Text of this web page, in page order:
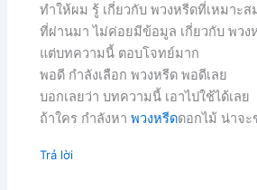
ทำให้ผม รู้ เกี่ยวกับ พวงหรีดที่เหมาะ
ที่ผ่านมา ไม่ค่อยมีข้อมูล เกี่ยวกับ พวง
แต่บทความนี้ ตอบโจทย์มาก
พอดี กำลังเลือก พวงหรีด พอดีเลย
บอกเลยว่า บทความนี้ เอาไปใช้ได้เลย
ถ้าใคร กำลังหาพวงหรีดดอกไม้ น่าจะ
Trả lời